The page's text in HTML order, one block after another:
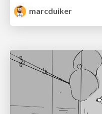
marcduiker